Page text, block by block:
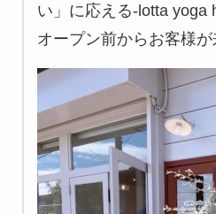
い」に応える-lotta yoga
オープン前からお客様が